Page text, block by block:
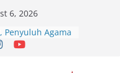
6, 2026
Penyuluh Agama
Dakwah